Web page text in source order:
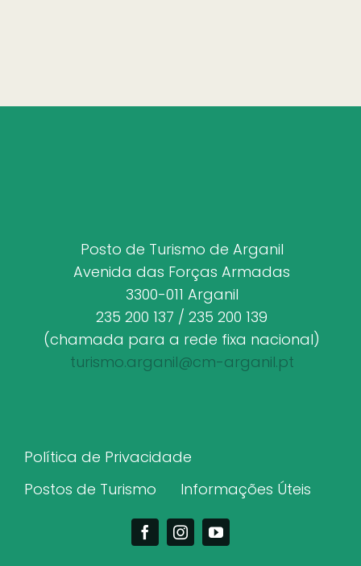
Posto de Turismo de Arganil
Avenida das Forças Armadas
3300-011 Arganil
235 200 137 / 235 200 139
(chamada para a rede fixa nacional)
turismo.arganil@cm-arganil.pt
Política de Privacidade
Postos de Turismo
Informações Úteis